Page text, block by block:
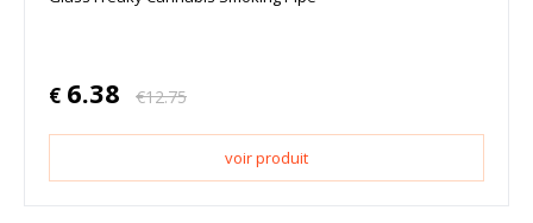
€ 6.38 €12.75
voir produit